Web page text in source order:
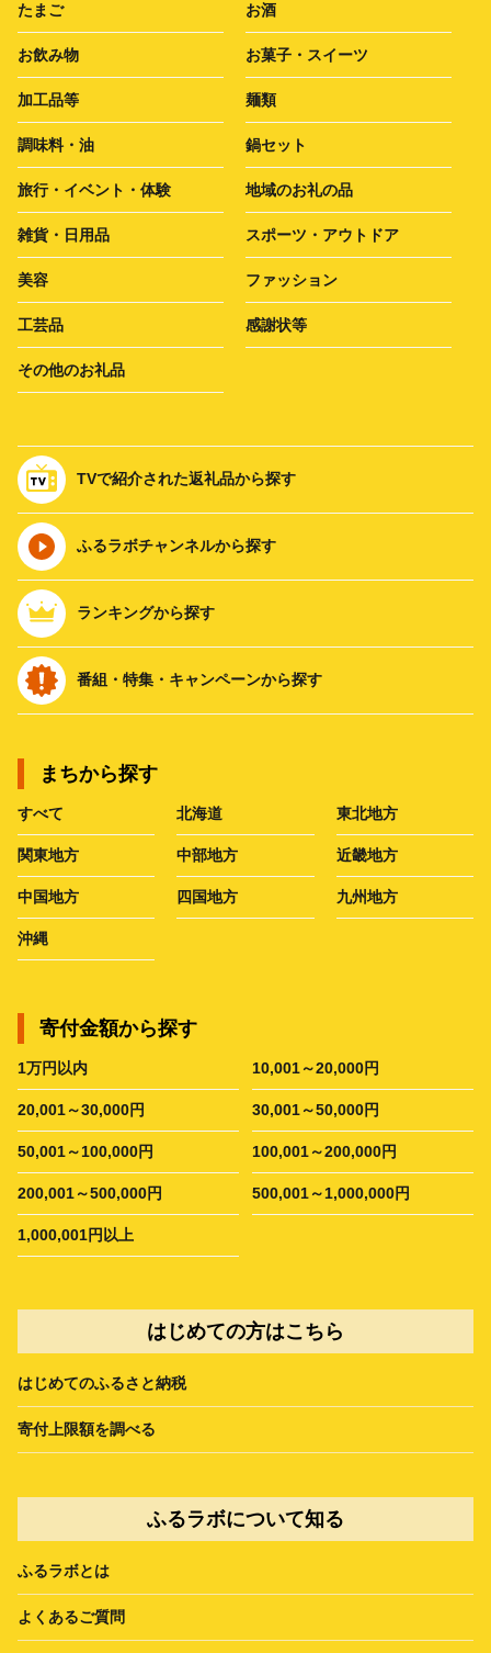
たまご お酒
お飲み物 お菓子・スイーツ
加工品等 麺類
調味料・油 鍋セット
旅行・イベント・体験 地域のお礼の品
雑貨・日用品 スポーツ・アウトドア
美容 ファッション
工芸品 感謝状等
その他のお礼品
TVで紹介された返礼品から探す
ふるラボチャンネルから探す
ランキングから探す
番組・特集・キャンペーンから探す
まちから探す
すべて 北海道 東北地方
関東地方 中部地方 近畿地方
中国地方 四国地方 九州地方
沖縄
寄付金額から探す
1万円以内 10,001～20,000円
20,001～30,000円 30,001～50,000円
50,001～100,000円 100,001～200,000円
200,001～500,000円 500,001～1,000,000円
1,000,001円以上
はじめての方はこちら
はじめてのふるさと納税
寄付上限額を調べる
ふるラボについて知る
ふるラボとは
よくあるご質問